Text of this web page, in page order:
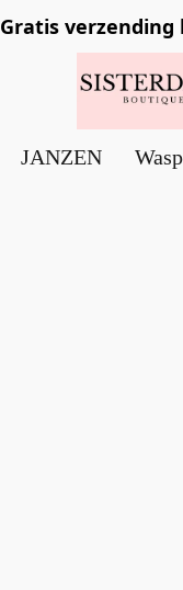
Gratis verzending
JANZEN